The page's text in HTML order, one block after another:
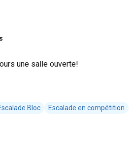
une salle ouverte!
Bloc Escalade en compétition